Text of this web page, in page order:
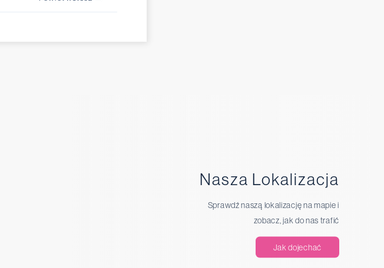
Nasza Lokalizacja
Sprawdź naszą lokalizację na mapie i
zobacz, jak do nas trafić
Jak dojechać